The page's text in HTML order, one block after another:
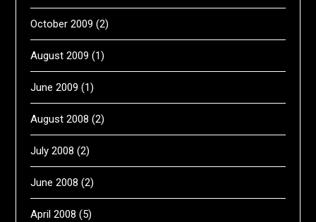
October 2009 (2)
August 2009 (1)
June 2009 (1)
August 2008 (2)
July 2008 (2)
June 2008 (2)
April 2008 (5)